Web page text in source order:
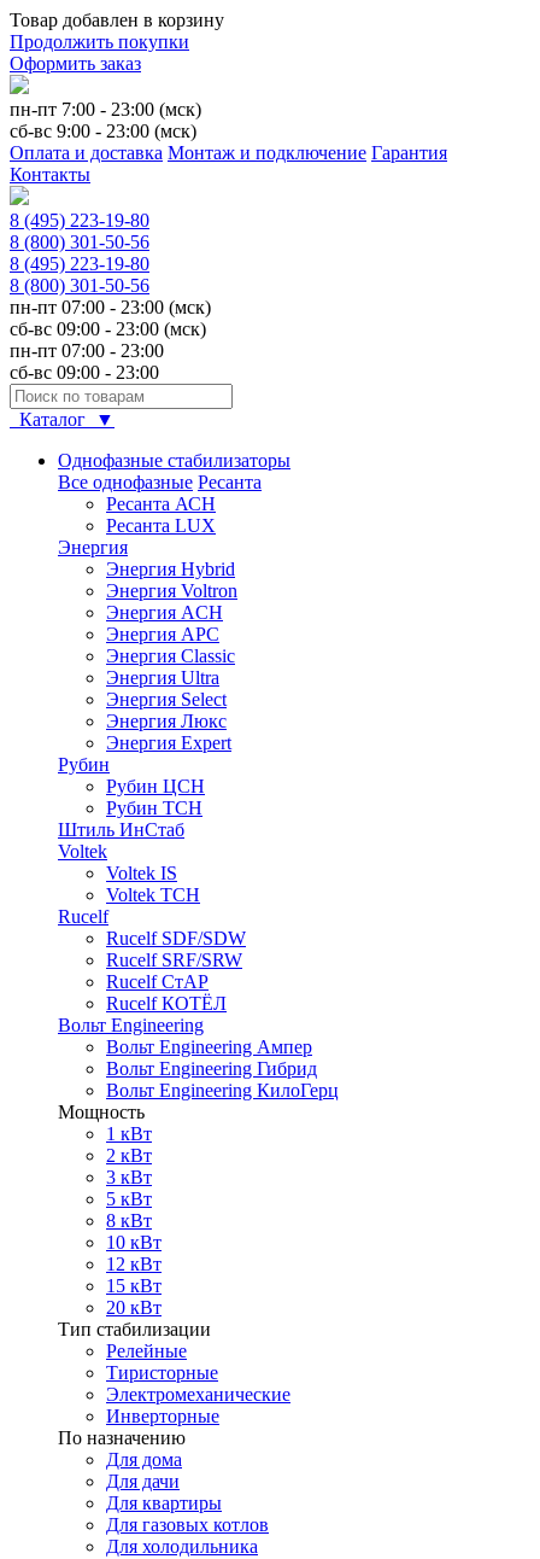
Товар добавлен в корзину
Продолжить покупки
Оформить заказ
пн-пт 7:00 - 23:00 (мск)
сб-вс 9:00 - 23:00 (мск)
Оплата и доставка Монтаж и подключение Гарантия
Контакты
8 (495) 223-19-80
8 (800) 301-50-56
8 (495) 223-19-80
8 (800) 301-50-56
пн-пт 07:00 - 23:00 (мск)
сб-вс 09:00 - 23:00 (мск)
пн-пт 07:00 - 23:00
сб-вс 09:00 - 23:00
Каталог ▼
Однофазные стабилизаторы
Все однофазные Ресанта
Ресанта АСН
Ресанта LUX
Энергия
Энергия Hybrid
Энергия Voltron
Энергия ACH
Энергия АРС
Энергия Classic
Энергия Ultra
Энергия Select
Энергия Люкс
Энергия Expert
Рубин
Рубин ЦСН
Рубин ТСН
Штиль ИнСтаб
Voltek
Voltek IS
Voltek ТСН
Rucelf
Rucelf SDF/SDW
Rucelf SRF/SRW
Rucelf СтАР
Rucelf КОТЁЛ
Вольт Engineering
Вольт Engineering Ампер
Вольт Engineering Гибрид
Вольт Engineering КилоГерц
Мощность
1 кВт
2 кВт
3 кВт
5 кВт
8 кВт
10 кВт
12 кВт
15 кВт
20 кВт
Тип стабилизации
Релейные
Тиристорные
Электромеханические
Инверторные
По назначению
Для дома
Для дачи
Для квартиры
Для газовых котлов
Для холодильника